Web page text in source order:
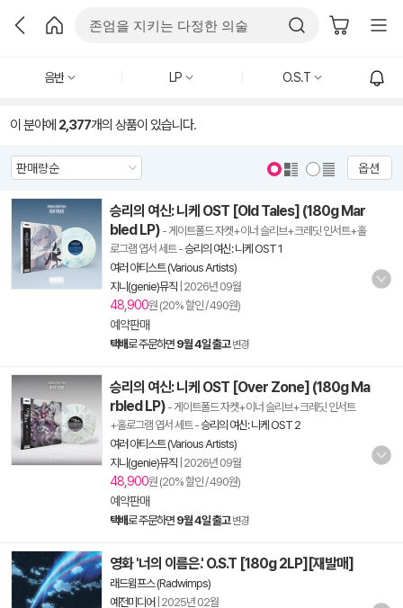
음반 LP O.S.T
이 분야에 2,377개의 상품이 있습니다.
옵션
승리의 여신: 니케 OST [Old Tales] (180g Mar
bled LP) - 게이트폴드 자켓+이너 슬리브+크레딧 인서트+홀
로그램 엽서 세트-승리의 여신: 니케 OST 1
여러 아티스트 (Various Artists)
지니(genie)뮤직 2026년 09월
48,900원 (20% 할인 / 490원)
예약판매
택배로 주문하면 9월 4일 출고 변경
승리의 여신: 니케 OST [Over Zone] (180g Ma
rbled LP) - 게이트폴드 자켓+이너 슬리브+크레딧 인서트
+홀로그램 엽서 세트-승리의 여신: 니케 OST 2
여러 아티스트 (Various Artists)
지니(genie)뮤직 2026년 09월
48,900원 (20% 할인 / 490원)
예약판매
택배로 주문하면 9월 4일 출고 변경
영화 '너의 이름은.' O.S.T [180g 2LP][재발매]
래드윔프스 (Radwimps)
예전미디어 2025년 02월